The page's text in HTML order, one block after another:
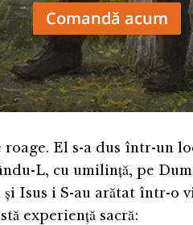
Comandă acum
roage. El s-a dus într-un
L, cu umilință, pe
și Isus i S-au arătat într-o
experiență sacră: